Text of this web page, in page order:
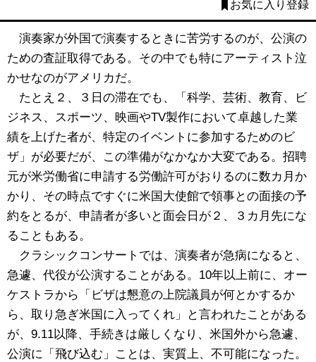
お気に入り登録
演奏家が外国で演奏するときに苦労するのが、公演の
ための査証取得である。その中でも特にアーティスト泣
かせなのがアメリカだ。
たとえ２、３日の滞在でも、「科学、芸術、教育、ビ
ジネス、スポーツ、映画やTV製作において卓越した業
績を上げた者が、特定のイベントに参加するためのビ
ザ」が必要だが、この準備がなかなか大変である。招聘
元が米労働省に申請する労働許可がおりるのに数カ月か
かり、その時点ですぐに米国大使館で領事との面接の予
約をとるが、申請者が多いと面会日が２、３カ月先にな
ることもある。
クラシックコンサートでは、演奏者が急病になると、
急遽、代役が公演することがある。10年以上前に、オー
ケストラから「ビザは懇意の上院議員が何とかするか
ら、取り急ぎ米国に入ってくれ」と言われたことがある
が、9.11以降、手続きは厳しくなり、米国外から急遽、
公演に「飛び込む」ことは、実質上、不可能になった。